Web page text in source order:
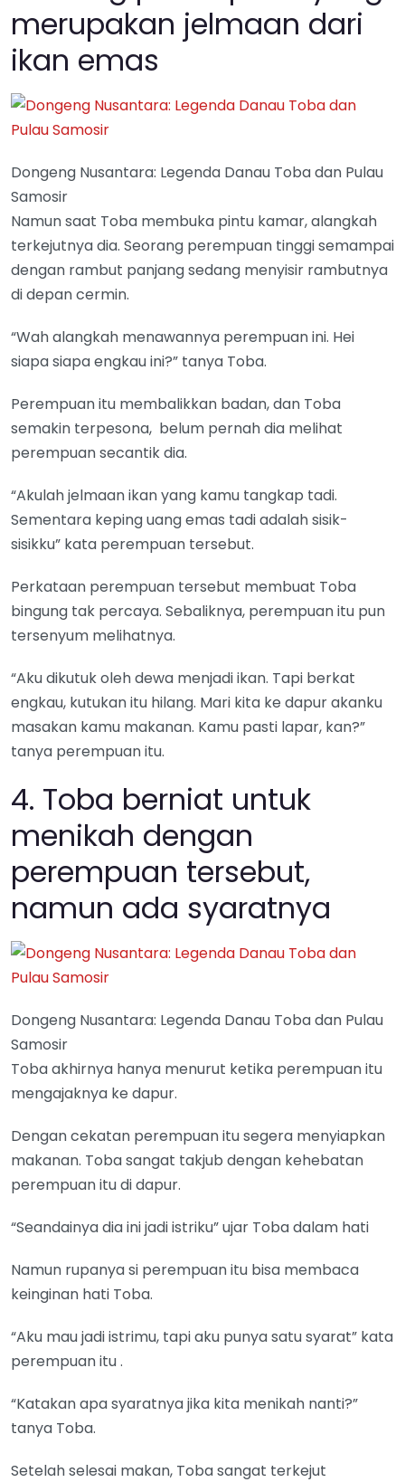
merupakan jelmaan dari
ikan emas
Dongeng Nusantara: Legenda Danau Toba dan Pulau
Samosir
Namun saat Toba membuka pintu kamar, alangkah
terkejutnya dia. Seorang perempuan tinggi semampai
dengan rambut panjang sedang menyisir rambutnya
di depan cermin.
“Wah alangkah menawannya perempuan ini. Hei
siapa siapa engkau ini?” tanya Toba.
Perempuan itu membalikkan badan, dan Toba
semakin terpesona, belum pernah dia melihat
perempuan secantik dia.
“Akulah jelmaan ikan yang kamu tangkap tadi.
Sementara keping uang emas tadi adalah sisik-
sisikku” kata perempuan tersebut.
Perkataan perempuan tersebut membuat Toba
bingung tak percaya. Sebaliknya, perempuan itu pun
tersenyum melihatnya.
“Aku dikutuk oleh dewa menjadi ikan. Tapi berkat
engkau, kutukan itu hilang. Mari kita ke dapur akanku
masakan kamu makanan. Kamu pasti lapar, kan?”
tanya perempuan itu.
4. Toba berniat untuk
menikah dengan
perempuan tersebut,
namun ada syaratnya
Dongeng Nusantara: Legenda Danau Toba dan Pulau
Samosir
Toba akhirnya hanya menurut ketika perempuan itu
mengajaknya ke dapur.
Dengan cekatan perempuan itu segera menyiapkan
makanan. Toba sangat takjub dengan kehebatan
perempuan itu di dapur.
“Seandainya dia ini jadi istriku” ujar Toba dalam hati
Namun rupanya si perempuan itu bisa membaca
keinginan hati Toba.
“Aku mau jadi istrimu, tapi aku punya satu syarat” kata
perempuan itu .
“Katakan apa syaratnya jika kita menikah nanti?”
tanya Toba.
Setelah selesai makan, Toba sangat terkejut